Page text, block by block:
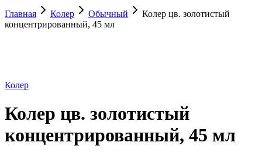
Главная Колер Обычный
Колер цв. золотистый
концентрированный, 45 мл
Колер
Колер цв. золотистый
концентрированный, 45 мл